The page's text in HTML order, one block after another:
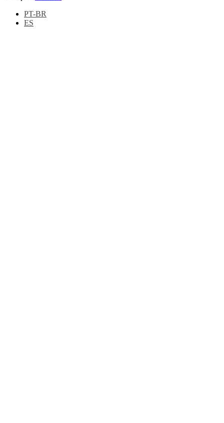
PT-BR
ES